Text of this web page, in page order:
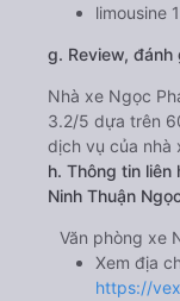
limousine
g. Review,
Nhà xe Ngọc
3.2/5 dựa trên
dịch vụ của nhà
h. Thông tin liên
Ninh Thuận
Văn phòng xe
Xem địa
https://